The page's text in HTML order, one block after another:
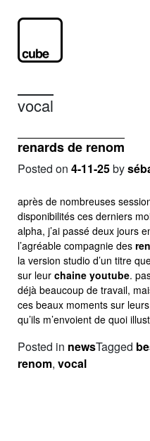
vocal
renards de renom
Posted on 4-11-25by
après de nombreuses
disponibilités ces derniers
alpha, j’ai passé deux jours
l’agréable compagnie des
la version studio d’un titre
sur leur chaine youtube.
déjà beaucoup de travail,
ces beaux moments sur
qu’ils m’envoient de quoi
Posted in newsTagged
renom, vocal